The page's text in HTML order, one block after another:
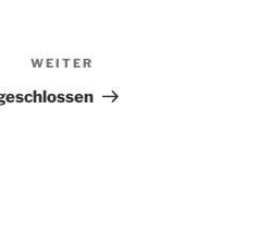
Beitrag
WEITER